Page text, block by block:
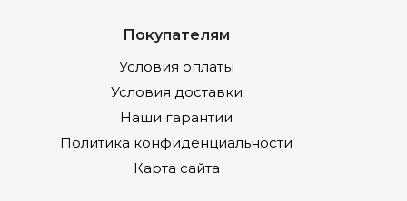
Покупателям
Условия оплаты
Условия доставки
Наши гарантии
Политика конфиденциальности
Карта сайта